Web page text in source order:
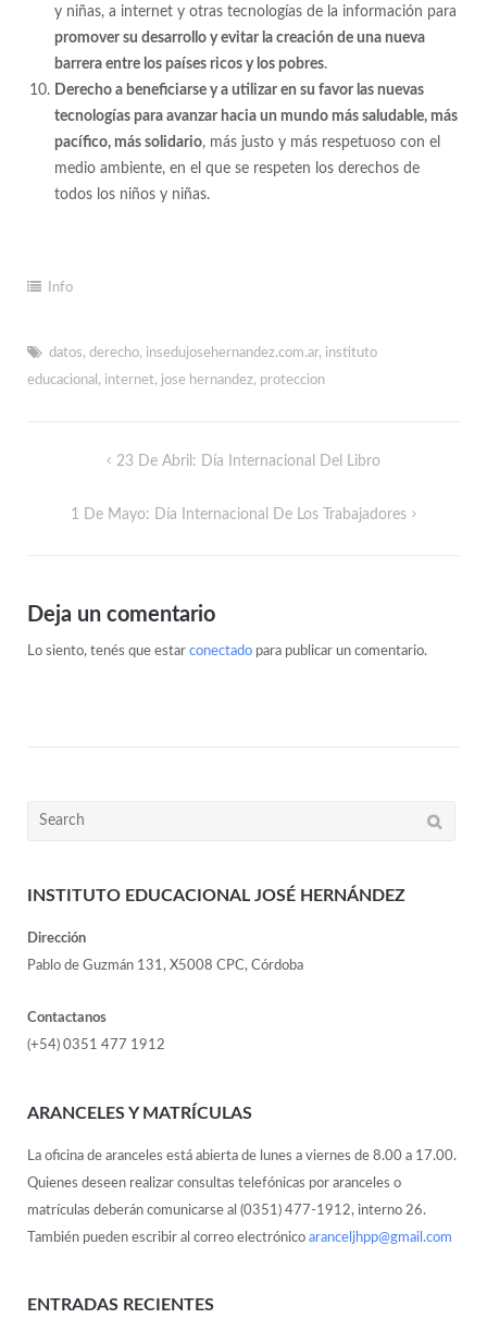
y niñas, a internet y otras tecnologías de la información para
promover su desarrollo y evitar la creación de una nueva
barrera entre los países ricos y los pobres.
Derecho a beneficiarse y a utilizar en su favor las nuevas
tecnologías para avanzar hacia un mundo más saludable, más
pacífico, más solidario, más justo y más respetuoso con el
medio ambiente, en el que se respeten los derechos de
todos los niños y niñas.
Info
datos, derecho, insedujosehernandez.com.ar, instituto
educacional , internet, jose hernandez, proteccion
23 De Abril: Día Internacional Del Libro
1 De Mayo: Día Internacional De Los Trabajadores
Deja un comentario
Lo siento, tenés que estar conectadopara publicar un comentario.
INSTITUTO EDUCACIONAL JOSÉ HERNÁNDEZ
Dirección
Pablo de Guzmán 131, X5008 CPC, Córdoba
Contactanos
(+54) 0351 477 1912
ARANCELES Y MATRÍCULAS
La oficina de aranceles está abierta de lunes a viernes de 8.00 a 17.00.
Quienes deseen realizar consultas telefónicas por aranceles o
matrículas deberán comunicarse al (0351) 477-1912, interno 26.
También pueden escribir al correo electrónico aranceljhpp@gmail.com
ENTRADAS RECIENTES